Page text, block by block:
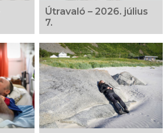
Útravaló – 2026. július
7.